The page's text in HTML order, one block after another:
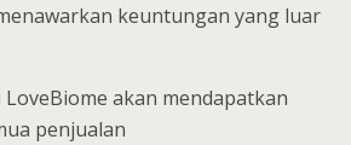
keuntungan yang luar
LoveBiome akan mendapatkan
penjualan